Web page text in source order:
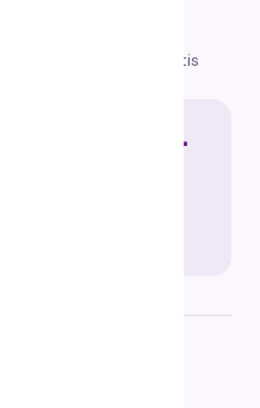
Infectious Peritonitis
Indonesia.
100.000+